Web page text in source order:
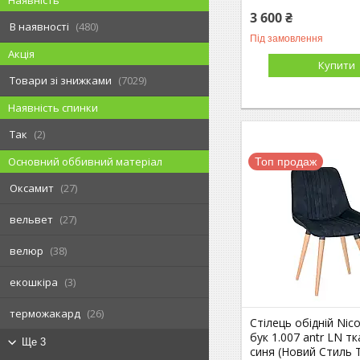
В наявності
480
Акція
Товари зі знижками
7029
Наявність спинки
Так
2
Основний оббивний матеріал
Оксамит
27
вельвет 27
велюр 38
екошкіра 3
терможакард 26
Ще 3
3 600 ₴
Під замовлення
Купити
Топ продаж
Стілець обідній
бук 1.007 antr LN
синя (Новий Стиль